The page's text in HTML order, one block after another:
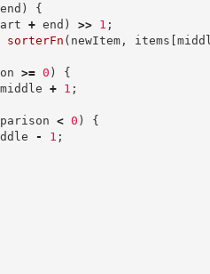
)
{
+ end ) >> 1 ;
sorterFn ( newItem, items [
>= 0 )
{
+ 1 ;
< 0 )
{
- 1 ;